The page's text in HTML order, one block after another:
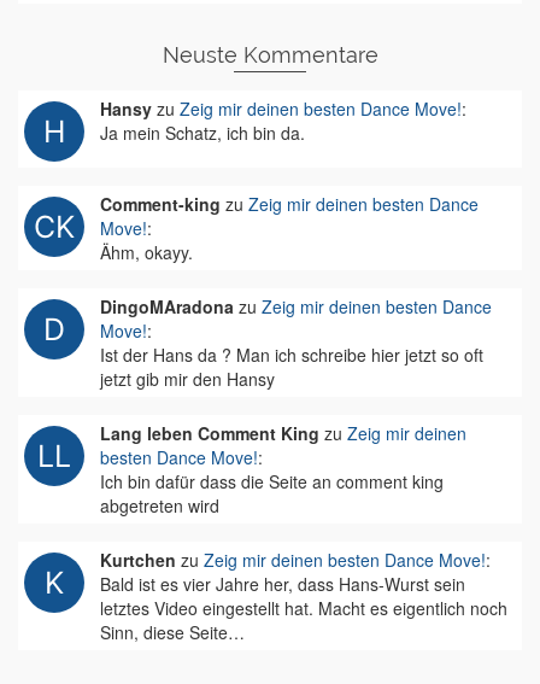
Neuste Kommentare
Hansy zu Zeig mir deinen besten Dance Move!:
Ja mein Schatz, ich bin da.
Comment-king zu Zeig mir deinen besten Dance
Move!:
Ähm, okayy.
DingoMAradona zu Zeig mir deinen besten Dance
Move!:
Ist der Hans da ? Man ich schreibe hier jetzt so oft
jetzt gib mir den Hansy
Lang leben Comment King zu Zeig mir deinen
besten Dance Move!:
Ich bin dafür dass die Seite an comment king
abgetreten wird
Kurtchen zu Zeig mir deinen besten Dance Move!:
Bald ist es vier Jahre her, dass Hans-Wurst sein
letztes Video eingestellt hat. Macht es eigentlich noch
Sinn, diese Seite…